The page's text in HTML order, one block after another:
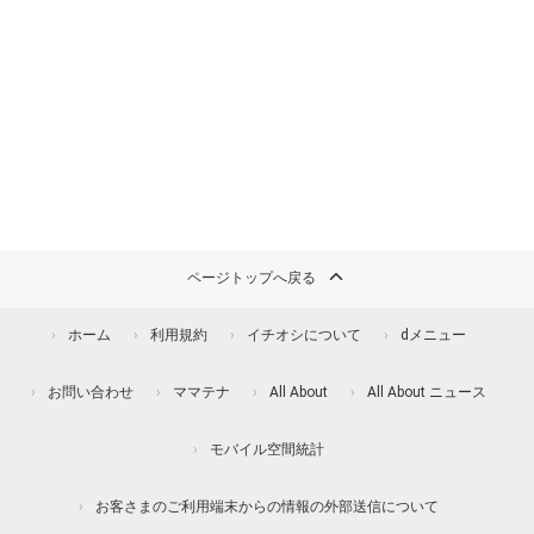
ページトップへ戻る
ホーム 利用規約 イチオシについて dメニュー
お問い合わせ ママテナ All About All About ニュース
モバイル空間統計
お客さまのご利用端末からの情報の外部送信について